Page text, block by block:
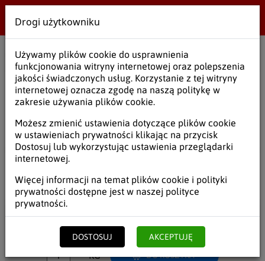
Wielobranżowe
Start / Opakowania / Folie / Folie termokurczliwe
Folia termokurczliwa 250/18
23,62 zł brutto / KG 19,20 zł netto
KG DO KOSZYKA
Drogi użytkowniku
Używamy plików cookie do usprawnienia
funkcjonowania witryny internetowej oraz polepszenia
jakości świadczonych usług. Korzystanie z tej witryny
internetowej oznacza zgodę na naszą politykę w
zakresie używania plików cookie.
Możesz zmienić ustawienia dotyczące plików cookie
w ustawieniach prywatności klikając na przycisk
Dostosuj lub wykorzystując ustawienia przeglądarki
internetowej.
Więcej informacji na temat plików cookie i polityki
prywatności dostępne jest w naszej polityce
prywatności.
DOSTOSUJ AKCEPTUJĘ